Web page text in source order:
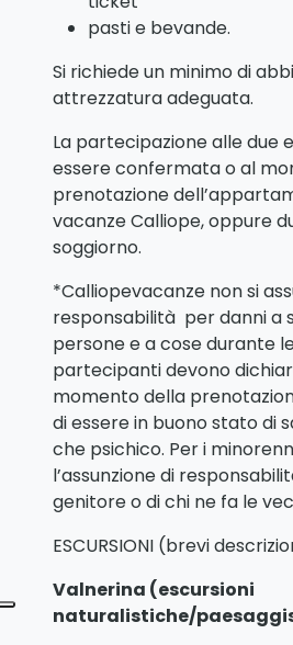
pasti e bevande.
Si richiede un minimo di
attrezzatura adeguata.
La partecipazione alle due
essere confermata o al
prenotazione
vacanze Calliope, oppure
soggiorno.
*Calliopevacanze non si
responsabilità per danni a
persone e a cose durante
partecipanti devono
momento della
di essere in buono stato di
che psichico. Per i
l’assunzione di
genitore o di chi ne fa le
ESCURSIONI (brevi
Valnerina (escursioni
naturalistiche/